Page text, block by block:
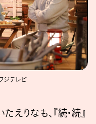
ジテレビ
りなも、『続・続』